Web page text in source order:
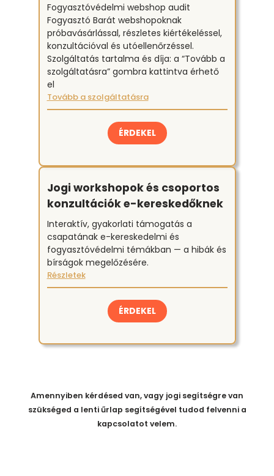
SOS tanácsadás (24 órán belül
munkanapokon)
(Sürgős ügyekben
célzott iránymutatás: garantáltan 24
órán belüli időpontban.)
időpontban(Ha nem sürgős az ügy,
de biztos megoldást szeretne és
rendszerezett választ.)
Minőségi kifogások, vevői
jogi értékelése (jótállás,
kellékszavatosság)
Árazás, akciók, promóciók
szabályszerű alkalmazása
Marketing és értékesítési
kampányok jogi támogatása
Fogyasztóvédelmi webshop audit
Fogyasztó Barát webshopoknak
próbavásárlással, részletes kiértékeléssel,
konzultációval és utóellenőrzéssel.
Szolgáltatás tartalma és díja: a “Tovább a
szolgáltatásra” gombra kattintva érhető
el
Tovább a szolgáltatásra
ÉRDEKEL
Jogi workshopok és csoportos
konzultációk e-kereskedőknek
Interaktív, gyakorlati támogatás a
csapatának e-kereskedelmi és
fogyasztóvédelmi témákban — a hibák és
bírságok megelőzésére.
Részletek
ÉRDEKEL
Amennyiben kérdésed van, vagy jogi segítségre van
szükséged a lenti űrlap segítségével tudod felvenni a
kapcsolatot velem.